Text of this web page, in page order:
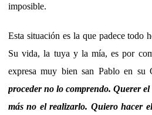
imposible.
Esta situación es la que padece todo
Su vida, la tuya y la mía, es por
expresa muy bien san Pablo en su
proceder no lo comprendo. Querer
más no el realizarlo. Quiero hacer